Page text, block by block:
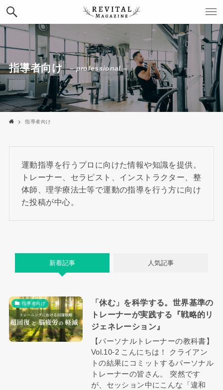
指導者向け – professional –
指導者向け
運動指導を行うプロに向けた情報や知識を提供。
トレーナー、セラピスト、インストラクター、整
体師、理学療法士等で運動の指導を行う方に向け
た投稿が中心。
新着記事 人気記事
指導者向け
「休む」を科学する。世界基準の
トレーナーが実践する『戦略的リ
ジェネレーション』
【パーソナルトレーナーの教科書】
Vol.10-2 こんにちは！ クライアン
トの結果にコミットするパーソナル
トレーナーの皆さん。 突然です
が、セッション中にこんな「違和